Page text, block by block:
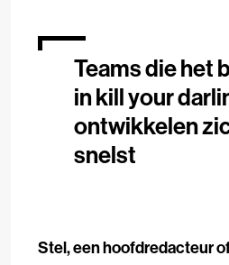
Teams die het
in kill your
ontwikkelen
snelst
Stel, een hoofdredacteur